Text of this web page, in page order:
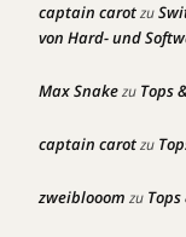
captain carotzu
von Hard- und
Max Snakezu Tops
captain carotzu
zweiblooom zu